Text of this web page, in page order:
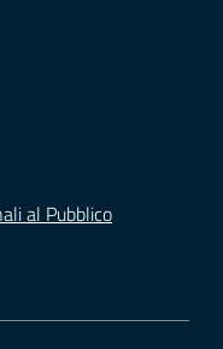
al Pubblico